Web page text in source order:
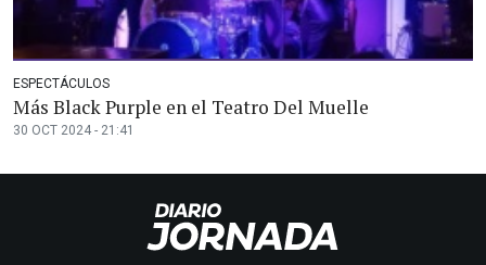
ESPECTÁCULOS
Más Black Purple en el Teatro Del Muelle
30 OCT 2024 - 21:41